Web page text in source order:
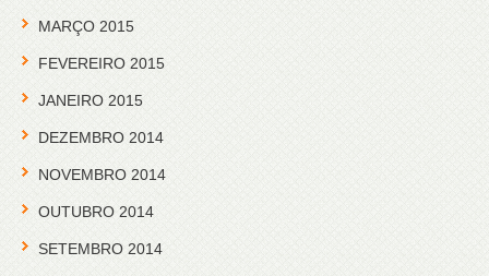
MARÇO 2015
FEVEREIRO 2015
JANEIRO 2015
DEZEMBRO 2014
NOVEMBRO 2014
OUTUBRO 2014
SETEMBRO 2014